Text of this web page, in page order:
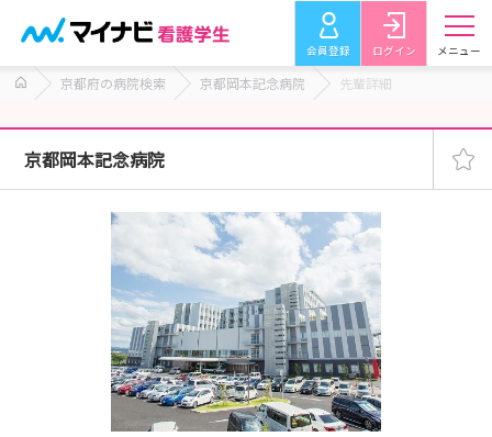
会員登録 ログイン メニュー
京都府の病院検索 京都岡本記念病院 先輩詳細
京都岡本記念病院